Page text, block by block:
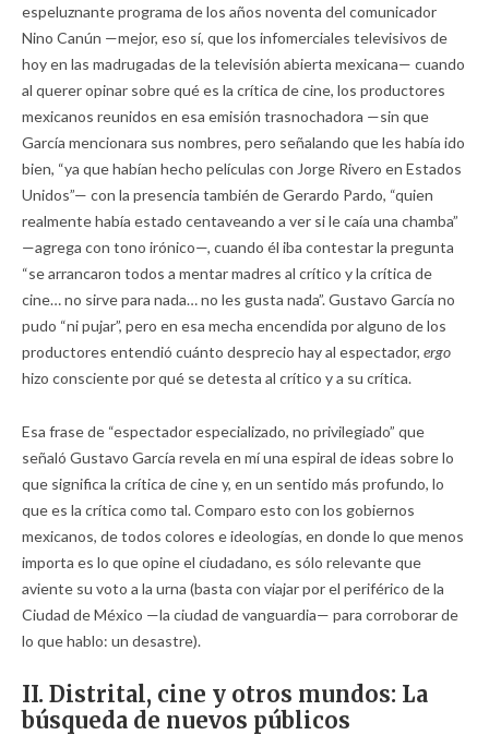
espeluznante programa de los años noventa del comunicador
Nino Canún —mejor, eso sí, que los infomerciales televisivos de
hoy en las madrugadas de la televisión abierta mexicana— cuando
al querer opinar sobre qué es la crítica de cine, los productores
mexicanos reunidos en esa emisión trasnochadora —sin que
García mencionara sus nombres, pero señalando que les había ido
bien, “ya que habían hecho películas con Jorge Rivero en Estados
Unidos”— con la presencia también de Gerardo Pardo, “quien
realmente había estado centaveando a ver si le caía una chamba”
—agrega con tono irónico—, cuando él iba contestar la pregunta
“se arrancaron todos a mentar madres al crítico y la crítica de
cine… no sirve para nada… no les gusta nada”. Gustavo García no
pudo “ni pujar”, pero en esa mecha encendida por alguno de los
productores entendió cuánto desprecio hay al espectador, ergo
hizo consciente por qué se detesta al crítico y a su crítica.
Esa frase de “espectador especializado, no privilegiado” que
señaló Gustavo García revela en mí una espiral de ideas sobre lo
que significa la crítica de cine y, en un sentido más profundo, lo
que es la crítica como tal. Comparo esto con los gobiernos
mexicanos, de todos colores e ideologías, en donde lo que menos
importa es lo que opine el ciudadano, es sólo relevante que
aviente su voto a la urna (basta con viajar por el periférico de la
Ciudad de México —la ciudad de vanguardia— para corroborar de
lo que hablo: un desastre).
II. Distrital, cine y otros mundos: La
búsqueda de nuevos públicos